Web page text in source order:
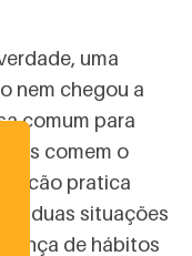
uma
nem chegou a
comum para
comem o
o cão pratica
duas situações
de hábitos